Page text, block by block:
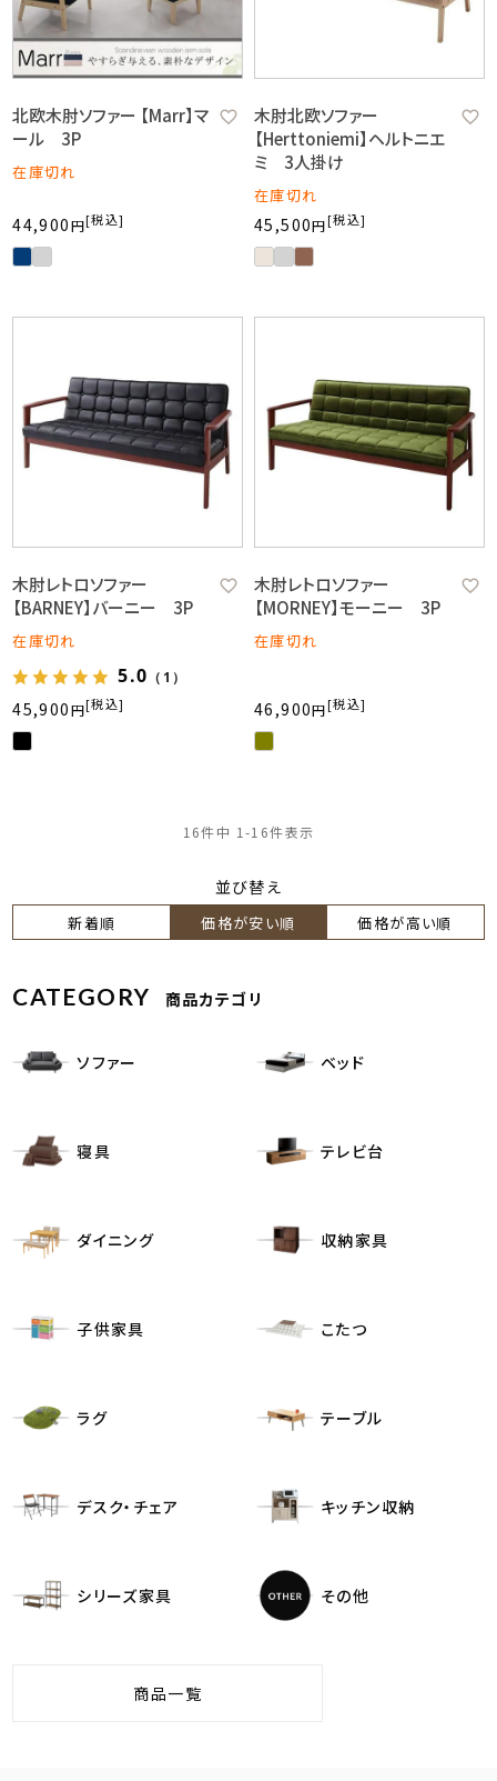
北欧木肘ソファー 【Marr】マ
ール 3P
在庫切れ
44,900 税込
木肘北欧ソファー
【Herttoniemi】ヘルトニエ
ミ 3人掛け
在庫切れ
45,500 税込
木肘レトロソファー
【BARNEY】バーニー 3P
在庫切れ
5.0 （1）
45,900 税込
木肘レトロソファー
【MORNEY】モーニー 3P
在庫切れ
46,900 税込
並び替え
新着順 価格が安い順 価格が高い順
16件中 1 -16件表示
CATEGORY 商品カテゴリ
ソファー ベッド
寝具 テレビ台
ダイニング 収納家具
子供家具 こたつ
ラグ テーブル
デスク・チェア キッチン収納
シリーズ家具 その他
商品一覧